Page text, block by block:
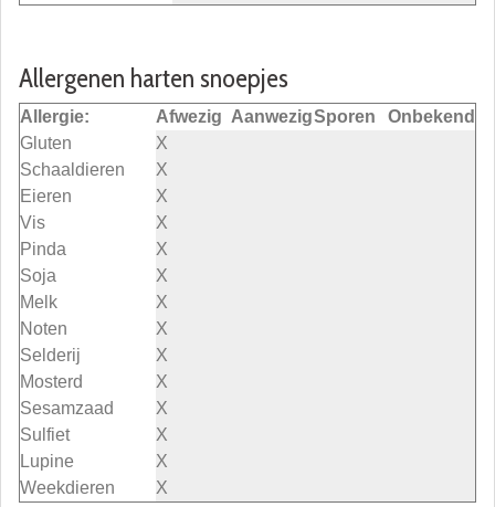
Allergenen harten snoepjes
Allergie: Afwezig AanwezigSporen
Onbekend
Gluten
X
Schaaldieren
X
Eieren
X
Vis
X
Pinda
X
Soja
X
Melk
X
Noten
X
Selderij
X
Mosterd
X
Sesamzaad
X
Sulfiet
X
Lupine
X
Weekdieren
X